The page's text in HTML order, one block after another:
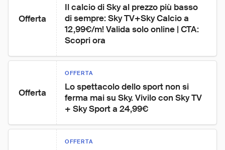
Offerta
Il calcio di Sky al prezzo più basso
di sempre: Sky TV+Sky Calcio a
12,99€/m! Valida solo online | CTA:
Scopri ora
Offerta
OFFERTA
Lo spettacolo dello sport non si
ferma mai su Sky. Vivilo con Sky TV
+ Sky Sport a 24,99€
OFFERTA